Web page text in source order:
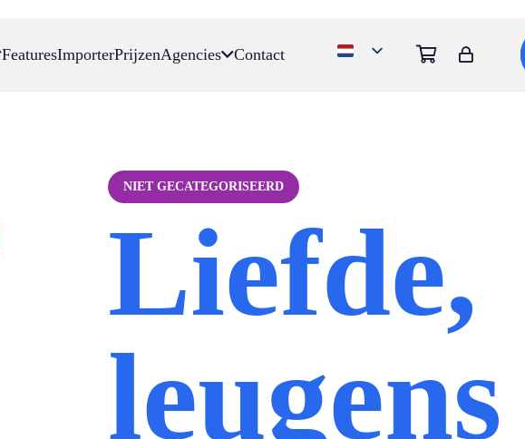
FeaturesImporterPrijzenAgencies Contact
NIET GECATEGORISEERD
Liefde,